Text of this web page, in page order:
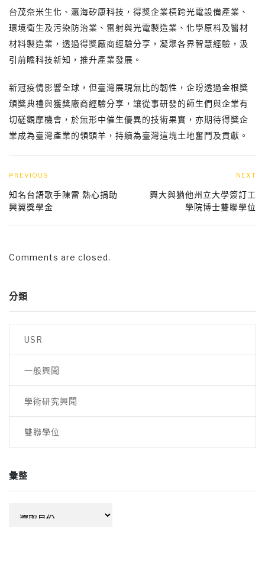
台茂奈米生化、瀛海矽康科技，得獎企業橫跨光電設備產業、
環境衛生及污染防治業、雷射與光電製造業、化學原枓及醫材
材料製造業，透過得獎廠商經驗分享，凝聚各界智慧經驗，汲
引前瞻科技新知，推升產業發展。
新冠疫情影響全球，但臺灣展現無比的韌性，企盼透過金根獎
頒獎典禮與獲獎廠商經驗分享，讓從事研發的師生們與企業有
切磋觀摩機會，於無形中催生優異的技術果實，亦期待得獎企
業成為臺灣產業的領頭羊，持續為臺灣這塊土地奮鬥及貢獻。
PREVIOUS
知名台語歌手陳雷 熱心捐助
興翼獎學金
NEXT
興大與猶他州立大學簽訂工
學院博士雙聯學位
Comments are closed.
分類
USR
一般興聞
學術研究興聞
雙聯學位
彙整